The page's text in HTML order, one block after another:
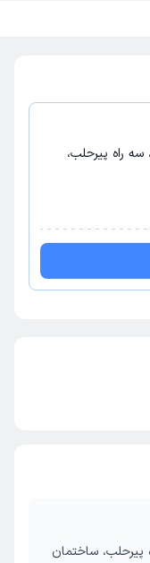
راه پیرحلب،‌
پیرحلب،‌ ساختمان